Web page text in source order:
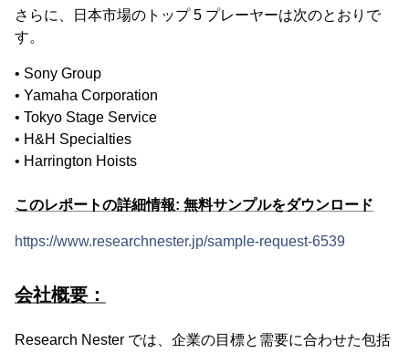
さらに、日本市場のトップ 5 プレーヤーは次のとおりで
す。
• Sony Group
• Yamaha Corporation
• Tokyo Stage Service
• H&H Specialties
• Harrington Hoists
このレポートの詳細情報: 無料サンプルをダウンロード
https://www.researchnester.jp/sample-request-6539
会社概要：
Research Nester では、企業の目標と需要に合わせた包括